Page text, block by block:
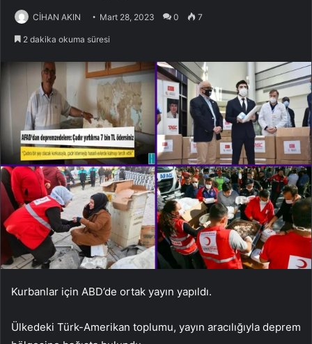
CİHAN AKIN Mart 28, 2023 0 7
2 dakika okuma süresi
Kurbanlar için ABD’de ortak yayın yapıldı.
Ülkedeki Türk-Amerikan toplumu, yayın aracılığıyla deprem